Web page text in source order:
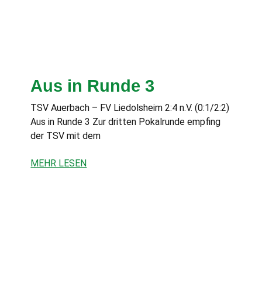
Aus in Runde 3
TSV Auerbach – FV Liedolsheim 2:4 n.V. (0:1/2:2)
Aus in Runde 3 Zur dritten Pokalrunde empfing
der TSV mit dem
MEHR LESEN